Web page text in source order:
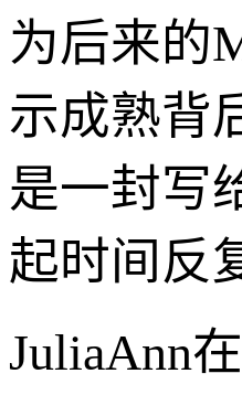
为后来的
示成熟背
是一封写
起时间反
JuliaAnn